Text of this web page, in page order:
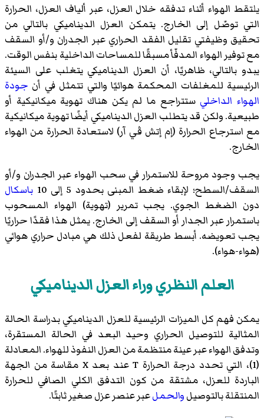
يلتقط الهواء أثناء تدفقه خلال العزل، عبر ألياف العزل، الحرارة
التي توصّل إلى الخارج. يتمكن العزل الديناميكي بالتالي من
تحقيق وظيفتي تقليل الفقد الحراري عبر الجدران و/أو السقف
مع توفير الهواء المدفّأ مسبقًا للمساحات الداخلية بنفس الوقت.
يبدو بالتالي، ظاهريًا، أن العزل الديناميكي يتغلب على السيئة
الرئيسية للمغلفات المحكمة هوائيًا والتي تتمثل في أن جودة
الهواء الداخلي ستتراجع ما لم يكن هناك تهوية ميكانيكية أو
طبيعية. ولكن قد يتطلب العزل الديناميكي أيضًا تهوية ميكانيكية
مع استرجاع الحرارة (إم إتش ڤي آر) لاستعادة الحرارة من الهواء
الخارج.
يجب وجود مروحة للاستمرار في سحب الهواء عبر الجدران و/أو
السقف/السطح؛ لإبقاء ضغط المبنى بحدود 5 إلى 10
باسكال
دون الضغط الجوي. يجب تمرير (تهوية) الهواء المسحوب
باستمرار عبر الجدار أو السقف إلى الخارج. يمثل هذا فقدًا حراريًا
يجب تعويضه. أبسط طريقة لفعل ذلك هي مبادل حراري هوائي
(هواء-هواء).
العلم النظري وراء العزل الديناميكي
يمكن فهم كل الميزات الرئيسية للعزل الديناميكي بدراسة الحالة
المثالية للتوصيل الحراري وحيد البعد في الحالة المستقرة،
وتدفق الهواء عبر عينة منتظمة من العزل النفوذ للهواء. المعادلة
(1)، التي تحدد درجة الحرارة T عند بعد X مقاسة من الجهة
الباردة للعزل، مشتقة من كون التدفق الكلي الصافي للحرارة
المنتقلة بالتوصيلوالحملعبر عنصر عزل صغير ثابتًا.